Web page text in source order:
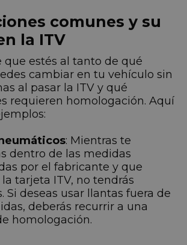
comunes y su
la ITV
que estés al tanto de qué
cambiar en tu vehículo sin
al pasar la ITV y qué
requieren homologación. Aquí
: Mientras te
dentro de las medidas
por el fabricante y que
tarjeta ITV, no tendrás
Si deseas usar llantas fuera de
deberás recurrir a una
homologación.